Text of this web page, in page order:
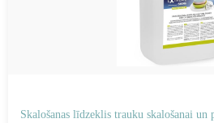
Skalošanas līdzeklis trauku skalošanai un